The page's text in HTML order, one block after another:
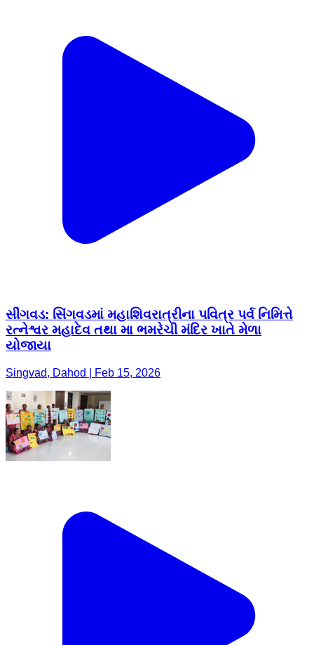
સીંગવડ: સિંગવડમાં મહાશિવરાત્રીના પવિત્ર પર્વ નિમિત્તે
રત્નેશ્વર મહાદેવ તથા મા ભમરેચી મંદિર ખાતે મેળા
યોજાયા
Singvad, Dahod | Feb 15, 2026